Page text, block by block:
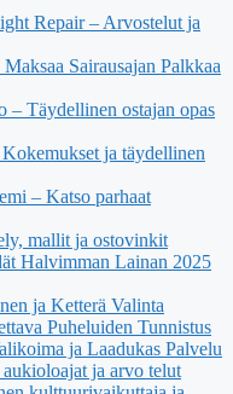
Repair – Arvostelut ja
Sairausajan Palkkaa
Täydellinen ostajan opas
ja täydellinen
– Katso parhaat
mallit ja ostovinkit
Halvimman Lainan 2025
ja Ketterä Valinta
Puheluiden Tunnistus
ja Laadukas Palvelu
ja arvo telut